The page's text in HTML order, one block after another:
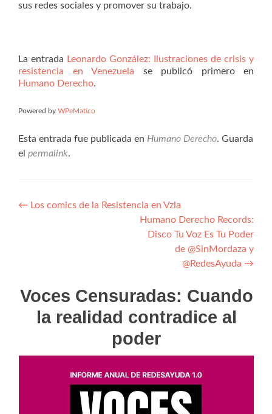
sus redes sociales y promover su trabajo.
La entrada Leonardo González: Ilustraciones de crisis y
resistencia en Venezuela se publicó primero en
Humano Derecho.
Powered by WPeMatico
Esta entrada fue publicada en Humano Derecho. Guarda
el permalink.
Navegación
← Los comics de la Resistencia en Vzla
Humano Derecho Records:
Disco Tu Voz Es Tu Poder
de @SinMordaza y
@RedesAyuda →
Voces Censuradas: Cuando
la realidad contradice al
poder